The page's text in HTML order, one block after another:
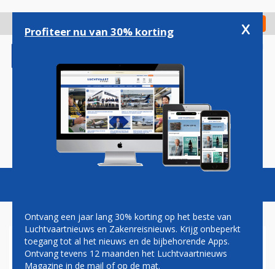
gaan
Check in
Magazine Podcasts Vacatures
LAATSTE NEDERLANDSE F-
Profiteer nu van 30% korting x
Ontvang een jaar lang 30% korting op het beste van
Luchtvaartnieuws en Zakenreisnieuws. Krijg onbeperkt
toegang tot al het nieuws en de bijbehorende Apps.
Ontvang tevens 12 maanden het Luchtvaartnieuws
Magazine in de mail of op de mat.